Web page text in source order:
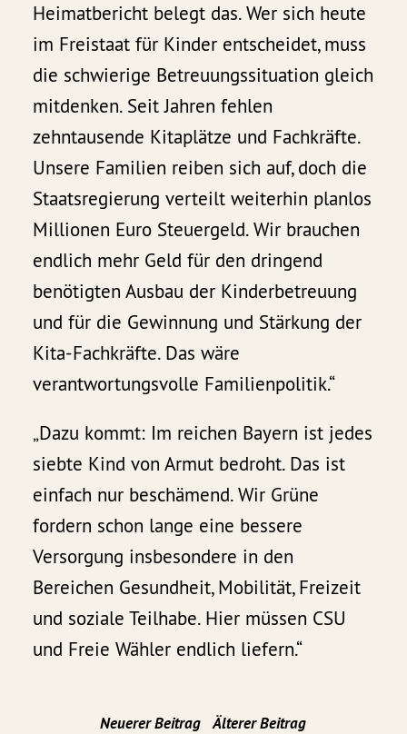
Heimatbericht belegt das. Wer sich heute
im Freistaat für Kinder entscheidet, muss
die schwierige Betreuungssituation gleich
mitdenken. Seit Jahren fehlen
zehntausende Kitaplätze und Fachkräfte.
Unsere Familien reiben sich auf, doch die
Staatsregierung verteilt weiterhin planlos
Millionen Euro Steuergeld. Wir brauchen
endlich mehr Geld für den dringend
benötigten Ausbau der Kinderbetreuung
und für die Gewinnung und Stärkung der
Kita-Fachkräfte. Das wäre
verantwortungsvolle Familienpolitik.“
„Dazu kommt: Im reichen Bayern ist jedes
siebte Kind von Armut bedroht. Das ist
einfach nur beschämend. Wir Grüne
fordern schon lange eine bessere
Versorgung insbesondere in den
Bereichen Gesundheit, Mobilität, Freizeit
und soziale Teilhabe. Hier müssen CSU
und Freie Wähler endlich liefern.“
Neuerer Beitrag Älterer Beitrag